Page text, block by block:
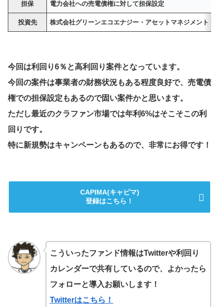
担保 電力会社への売電債権に対して担保設定
投資先 株式会社グリーンエコエナジー・アセットマネジメント
今回は利回り6％と高利回り案件となっています。
今回の案件は事業者の財務状況もある程度良好で、売電債
権での担保設定もあるので固い案件かと思います。
ただし最近のクラファン市場では年利6%はそこそこの利
回りです。
特に新規勢はキャンペーンもあるので、非常にお得です！
CAPIMA(キャピマ)
登録はこちら！
こういったファンド情報はTwitterや利回り
カレンダーで共有しているので、よかったら
フォローと導入お願いします！
Twitterはこちら！